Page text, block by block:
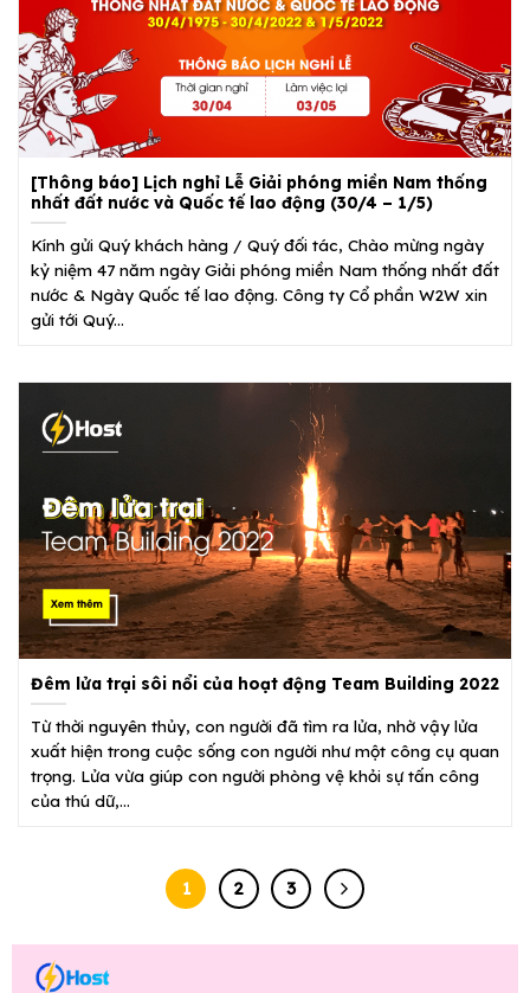
[Thông báo] Lịch nghỉ Lễ Giải phóng miền Nam thống
nhất đất nước và Quốc tế lao động (30/4 – 1/5)
Kính gửi Quý khách hàng / Quý đối tác, Chào mừng ngày
kỷ niệm 47 năm ngày Giải phóng miền Nam thống nhất đất
nước & Ngày Quốc tế lao động. Công ty Cổ phần W2W xin
gửi tới Quý...
Đêm lửa trại sôi nổi của hoạt động Team Building 2022
Từ thời nguyên thủy, con người đã tìm ra lửa, nhờ vậy lửa
xuất hiện trong cuộc sống con người như một công cụ quan
trọng. Lửa vừa giúp con người phòng vệ khỏi sự tấn công
của thú dữ,...
1 2 3